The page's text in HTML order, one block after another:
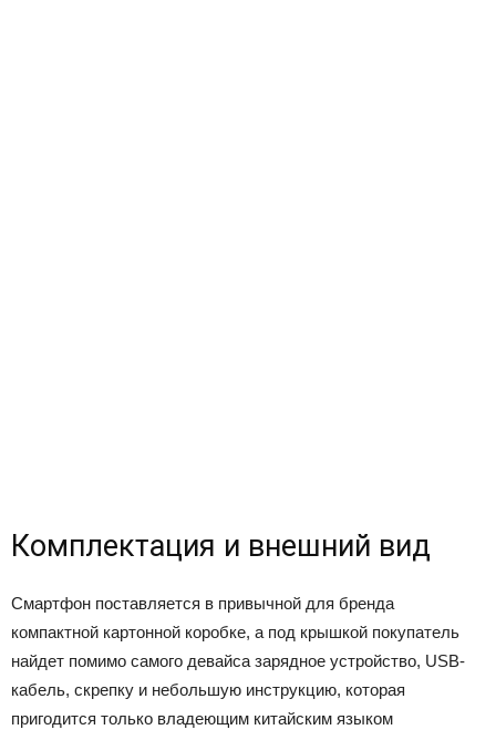
Комплектация и внешний вид
Смартфон поставляется в привычной для бренда
компактной картонной коробке, а под крышкой покупатель
найдет помимо самого девайса зарядное устройство, USB-
кабель, скрепку и небольшую инструкцию, которая
пригодится только владеющим китайским языком